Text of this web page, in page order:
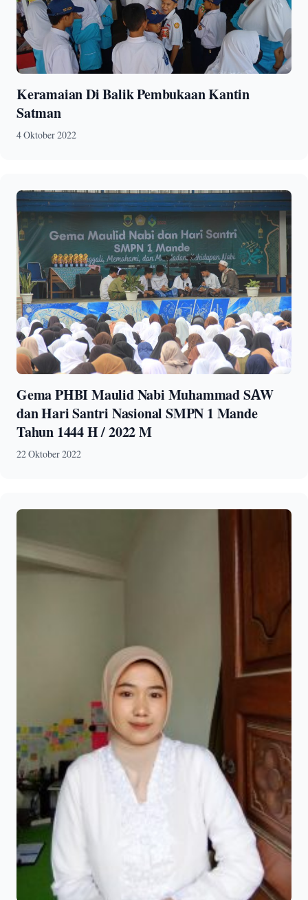
Keramaian Di Balik Pembukaan Kantin
Satman
4 Oktober 2022
Gema PHBI Maulid Nabi Muhammad SAW
dan Hari Santri Nasional SMPN 1 Mande
Tahun 1444 H / 2022 M
22 Oktober 2022